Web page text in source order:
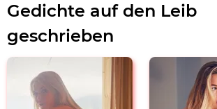
Gedichte auf den Leib
geschrieben